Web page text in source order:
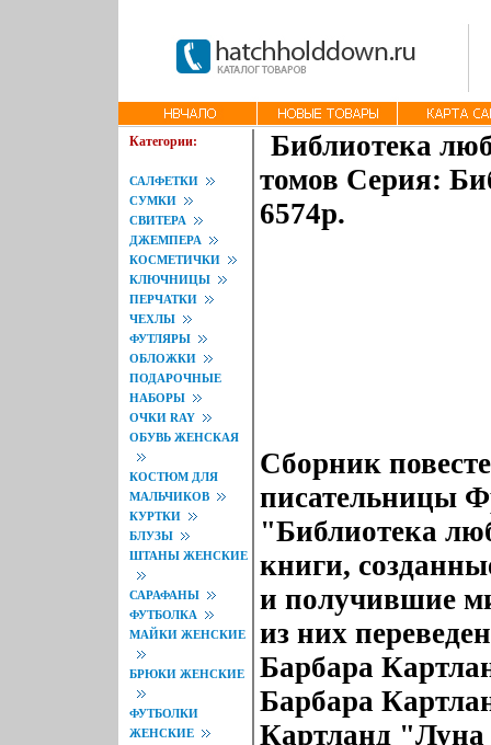
Категории:
САЛФЕТКИ
СУМКИ
СВИТЕРА
ДЖЕМПЕРА
КОСМЕТИЧКИ
КЛЮЧНИЦЫ
ПЕРЧАТКИ
ЧЕХЛЫ
ФУТЛЯРЫ
ОБЛОЖКИ
ПОДАРОЧНЫЕ
НАБОРЫ
ОЧКИ RAY
ОБУВЬ ЖЕНСКАЯ
КОСТЮМ ДЛЯ
МАЛЬЧИКОВ
КУРТКИ
БЛУЗЫ
ШТАНЫ ЖЕНСКИЕ
САРАФАНЫ
ФУТБОЛКА
МАЙКИ ЖЕНСКИЕ
БРЮКИ ЖЕНСКИЕ
ФУТБОЛКИ
ЖЕНСКИЕ
Библиотека
томов Серия:
6574p.
Сборник
писательницы
"Библиотека
книги,
и получившие
из них
Барбара
Барбара
Картланд "Луна